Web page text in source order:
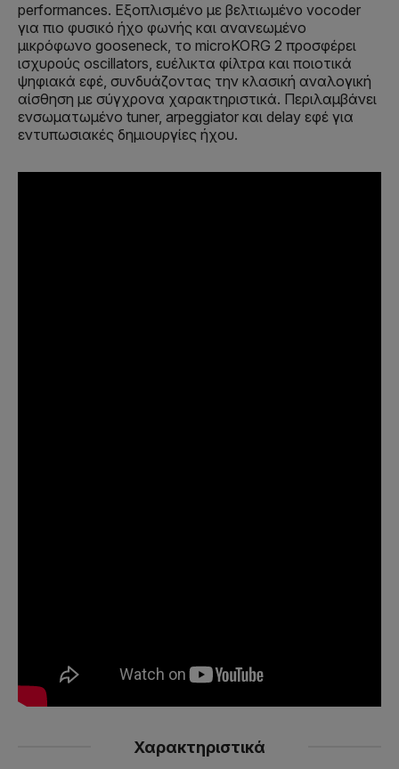
performances. Εξοπλισμένο με βελτιωμένο vocoder
για πιο φυσικό ήχο φωνής και ανανεωμένο
μικρόφωνο gooseneck, το microKORG 2 προσφέρει
ισχυρούς oscillators, ευέλικτα φίλτρα και ποιοτικά
ψηφιακά εφέ, συνδυάζοντας την κλασική αναλογική
αίσθηση με σύγχρονα χαρακτηριστικά. Περιλαμβάνει
ενσωματωμένο tuner, arpeggiator και delay εφέ για
εντυπωσιακές δημιουργίες ήχου.
Χαρακτηριστικά